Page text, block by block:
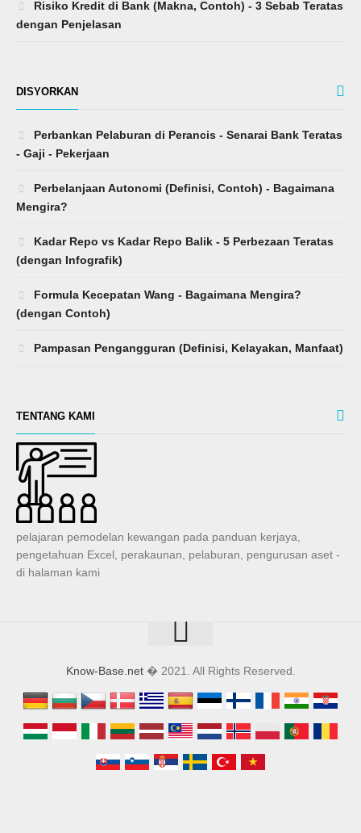
Risiko Kredit di Bank (Makna, Contoh) - 3 Sebab Teratas
dengan Penjelasan
DISYORKAN
Perbankan Pelaburan di Perancis - Senarai Bank Teratas
- Gaji - Pekerjaan
Perbelanjaan Autonomi (Definisi, Contoh) - Bagaimana
Mengira?
Kadar Repo vs Kadar Repo Balik - 5 Perbezaan Teratas
(dengan Infografik)
Formula Kecepatan Wang - Bagaimana Mengira?
(dengan Contoh)
Pampasan Pengangguran (Definisi, Kelayakan, Manfaat)
TENTANG KAMI
pelajaran pemodelan kewangan pada panduan kerjaya,
pengetahuan Excel, perakaunan, pelaburan, pengurusan aset -
di halaman kami
Know-Base.net� 2021. All Rights Reserved.